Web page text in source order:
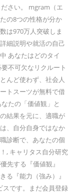
さい。 mgram（エ
の8つの性格が分か
は970万人突破しま
細説明や就活の自己
あなたはどのタイ
不可欠なリクルート
んど使わず、社会人
トスーツが無料で借
たの「価値観」と
結果を元に、適職が
、自分自身ではなか
診断で、あなたの個
, キャリタス自分研究
先する『価値観』
る『能力（強み）』
です。まだ会員登録